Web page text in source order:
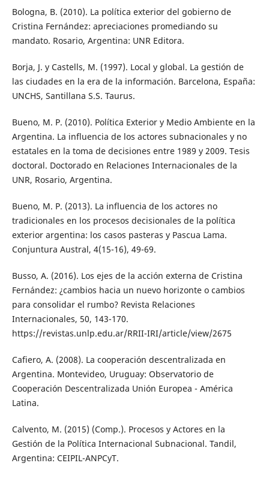
Bologna, B. (2010). La política exterior del gobierno de
Cristina Fernández: apreciaciones promediando su
mandato. Rosario, Argentina: UNR Editora.
Borja, J. y Castells, M. (1997). Local y global. La gestión de
las ciudades en la era de la información. Barcelona, España:
UNCHS, Santillana S.S. Taurus.
Bueno, M. P. (2010). Política Exterior y Medio Ambiente en la
Argentina. La influencia de los actores subnacionales y no
estatales en la toma de decisiones entre 1989 y 2009. Tesis
doctoral. Doctorado en Relaciones Internacionales de la
UNR, Rosario, Argentina.
Bueno, M. P. (2013). La influencia de los actores no
tradicionales en los procesos decisionales de la política
exterior argentina: los casos pasteras y Pascua Lama.
Conjuntura Austral, 4(15-16), 49-69.
Busso, A. (2016). Los ejes de la acción externa de Cristina
Fernández: ¿cambios hacia un nuevo horizonte o cambios
para consolidar el rumbo? Revista Relaciones
Internacionales, 50, 143-170.
https://revistas.unlp.edu.ar/RRII-IRI/article/view/2675
Cafiero, A. (2008). La cooperación descentralizada en
Argentina. Montevideo, Uruguay: Observatorio de
Cooperación Descentralizada Unión Europea - América
Latina.
Calvento, M. (2015) (Comp.). Procesos y Actores en la
Gestión de la Política Internacional Subnacional. Tandil,
Argentina: CEIPIL-ANPCyT.